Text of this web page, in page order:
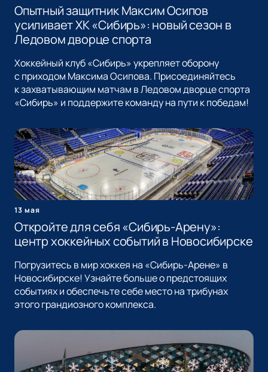
Опытный защитник Максим Осипов
усиливает ХК «Сибирь»: новый сезон в
Ледовом дворце спорта
Хоккейный клуб «Сибирь» укрепляет оборону
с приходом Максима Осипова. Присоединяйтесь
к захватывающим матчам в Ледовом дворце спорта
«Сибирь» и поддержите команду на пути к победам!
13 мая
Откройте для себя «Сибирь-Арену»:
центр хоккейных событий в Новосибирске
Погрузитесь в мир хоккея на «Сибирь-Арене» в
Новосибирске! Узнайте больше о предстоящих
событиях и обеспечьте себе место на трибунах
этого грандиозного комплекса.